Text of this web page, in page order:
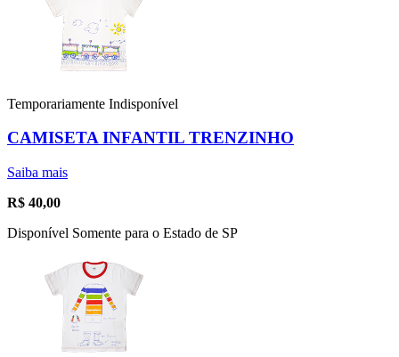
Temporariamente Indisponível
CAMISETA INFANTIL TRENZINHO
Saiba mais
R$ 40,00
Disponível Somente para o Estado de SP